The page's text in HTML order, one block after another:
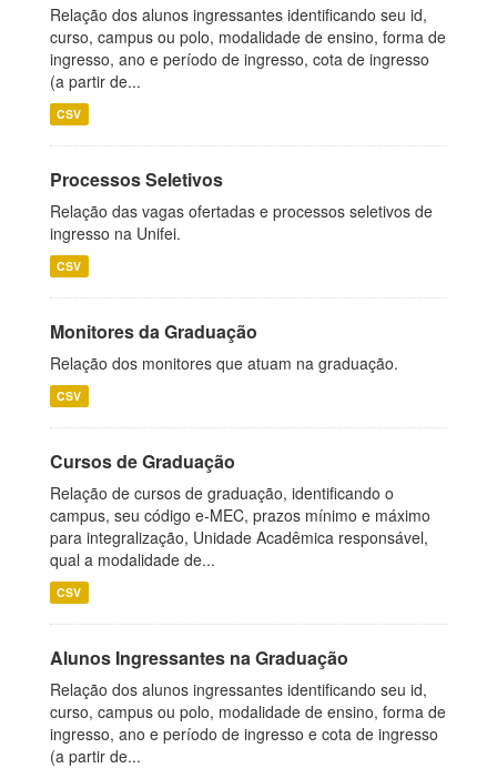
Relação dos alunos ingressantes identificando seu id,
curso, campus ou polo, modalidade de ensino, forma de
ingresso, ano e período de ingresso, cota de ingresso
(a partir de...
CSV
Processos Seletivos
Relação das vagas ofertadas e processos seletivos de
ingresso na Unifei.
CSV
Monitores da Graduação
Relação dos monitores que atuam na graduação.
CSV
Cursos de Graduação
Relação de cursos de graduação, identificando o
campus, seu código e-MEC, prazos mínimo e máximo
para integralização, Unidade Acadêmica responsável,
qual a modalidade de...
CSV
Alunos Ingressantes na Graduação
Relação dos alunos ingressantes identificando seu id,
curso, campus ou polo, modalidade de ensino, forma de
ingresso, ano e período de ingresso e cota de ingresso
(a partir de...